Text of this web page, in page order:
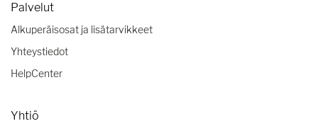
Palvelut
Alkuperäisosat ja lisätarvikkeet
Yhteystiedot
HelpCenter
Yhtiö